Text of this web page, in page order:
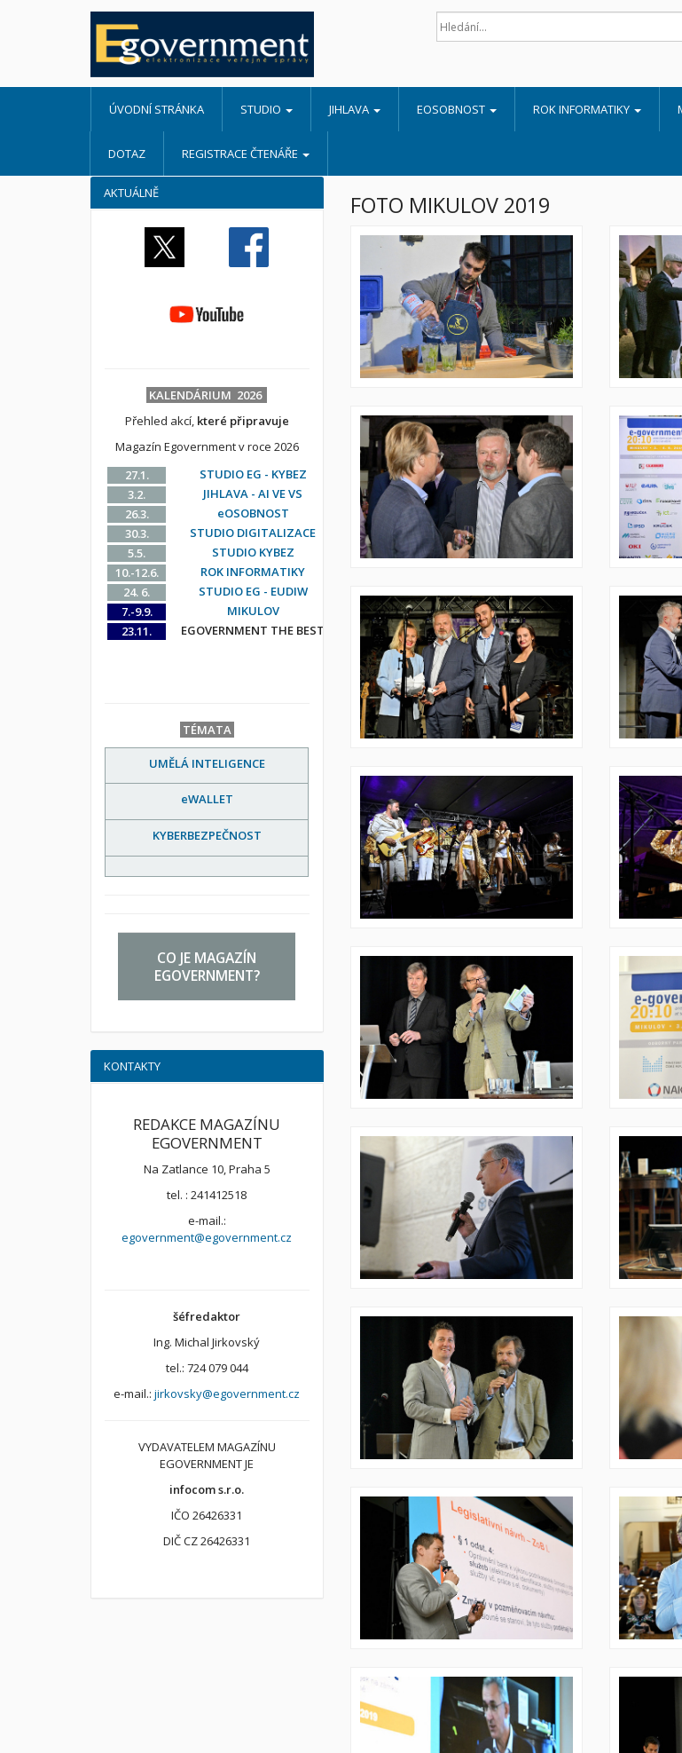
ÚVODNÍ STRÁNKA STUDIO JIHLAVA EOSOBNOST ROK INFORMATIKY
DOTAZ REGISTRACE ČTENÁŘE
FOTO MIKULOV 2019
AKTUÁLNĚ
KALENDÁRIUM 2026
Přehled akcí, které připravuje
Magazín Egovernment v roce 2026
27.1.
STUDIO EG - KYBEZ
3.2.
JIHLAVA - AI VE VS
26.3.
eOSOBNOST
30.3.
STUDIO DIGITALIZACE
5.5.
STUDIO KYBEZ
10.-12.6.
ROK INFORMATIKY
24. 6.
STUDIO EG - EUDIW
7.-9.9.
MIKULOV
23.11.
EGOVERNMENT THE BEST
TÉMATA
UMĚLÁ INTELIGENCE
eWALLET
KYBERBEZPEČNOST
CO JE MAGAZÍN
EGOVERNMENT?
KONTAKTY
REDAKCE MAGAZÍNU
EGOVERNMENT
Na Zatlance 10, Praha 5
tel. : 241412518
e-mail.:
egovernment@egovernment.cz
šéfredaktor
Ing. Michal Jirkovský
tel.: 724 079 044
e-mail.:jirkovsky@egovernment.cz
VYDAVATELEM MAGAZÍNU
EGOVERNMENT JE
infocom s.r.o.
IČO 26426331
DIČ CZ 26426331